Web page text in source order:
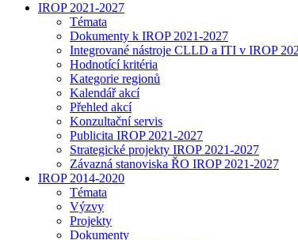
IROP 2021-2027
Témata
Dokumenty k IROP 2021-2027
Integrované nástroje CLLD a ITI v IROP
Hodnotící kritéria
Kategorie regionů
Kalendář akcí
Přehled akcí
Konzultační servis
Publicita IROP 2021-2027
Strategické projekty IROP 2021-2027
Závazná stanoviska ŘO IROP 2021-2027
IROP 2014-2020
Témata
Výzvy
Projekty
Dokumenty